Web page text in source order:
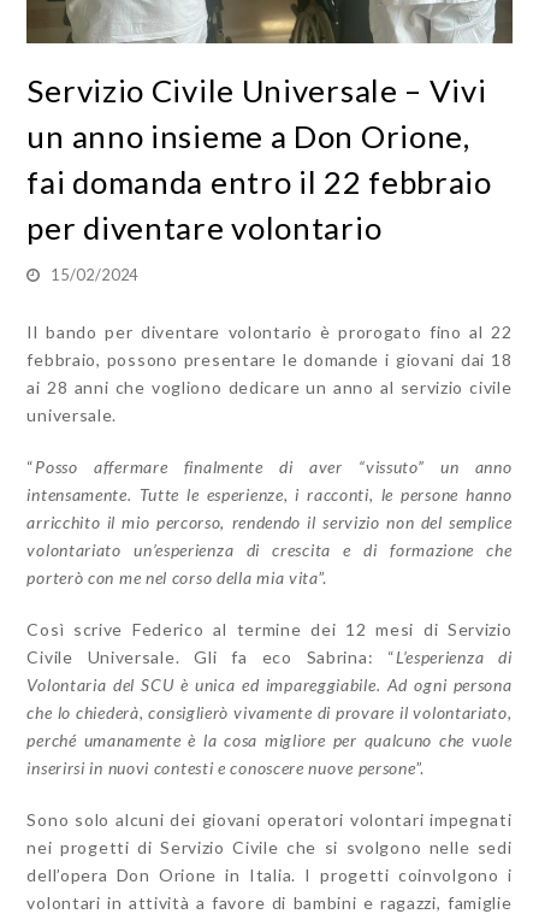
Servizio Civile Universale – Vivi
un anno insieme a Don Orione,
fai domanda entro il 22 febbraio
per diventare volontario
15/02/2024
Il bando per diventare volontario è prorogato fino al 22
febbraio, possono presentare le domande i giovani dai 18
ai 28 anni che vogliono dedicare un anno al servizio civile
universale.
“Posso affermare finalmente di aver “vissuto” un anno
intensamente. Tutte le esperienze, i racconti, le persone hanno
arricchito il mio percorso, rendendo il servizio non del semplice
volontariato un’esperienza di crescita e di formazione che
porterò con me nel corso della mia vita”.
Così scrive Federico al termine dei 12 mesi di Servizio
Civile Universale. Gli fa eco Sabrina: “L’esperienza di
Volontaria del SCU è unica ed impareggiabile. Ad ogni persona
che lo chiederà, consiglierò vivamente di provare il volontariato,
perché umanamente è la cosa migliore per qualcuno che vuole
inserirsi in nuovi contesti e conoscere nuove persone”.
Sono solo alcuni dei giovani operatori volontari impegnati
nei progetti di Servizio Civile che si svolgono nelle sedi
dell’opera Don Orione in Italia. I progetti coinvolgono i
volontari in attività a favore di bambini e ragazzi, famiglie